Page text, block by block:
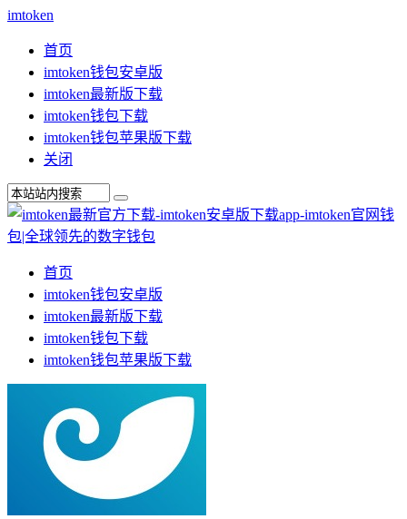
imtoken
首页
imtoken钱包安卓版
imtoken最新版下载
imtoken钱包下载
imtoken钱包苹果版下载
关闭
首页
imtoken钱包安卓版
imtoken最新版下载
imtoken钱包下载
imtoken钱包苹果版下载